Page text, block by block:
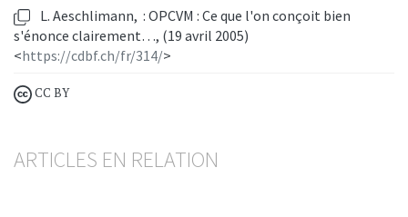
L. Aeschlimann, : OPCVM : Ce que l'on conçoit bien
s'énonce clairement…, (19 avril 2005)
<https://cdbf.ch/fr/314/>
CC BY
ARTICLES EN RELATION